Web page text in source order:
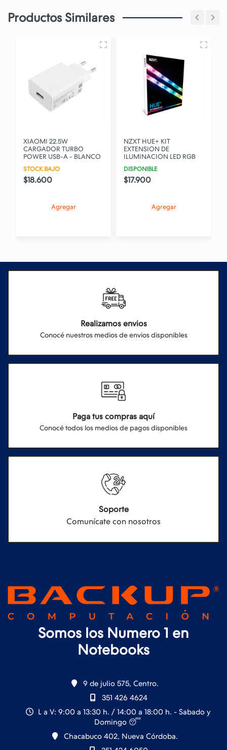
Productos Similares
XIAOMI 22.5W
CARGADOR TURBO
POWER USB-A - BLANCO
STOCK BAJO
$18.600
Agregar
NZXT HUE+ KIT
EXTENSION DE
ILUMINACION LED RGB
DISPONIBLE
$17.900
Agregar
Realizamos envios
Conocé nuestros medios de envios disponibles
Paga tus compras aquí
Conocé todos los medios de pagos disponibles
Soporte
Comunícate con nosotros
Somos los Numero 1 en
Notebooks
9 de julio 575, Centro.
351 426 4624
L a V: 9:00 a 13:30 h. / 14:00 a 18:00 h. - Sabado y
Domingo 😴
Chacabuco 402, Nueva Córdoba.